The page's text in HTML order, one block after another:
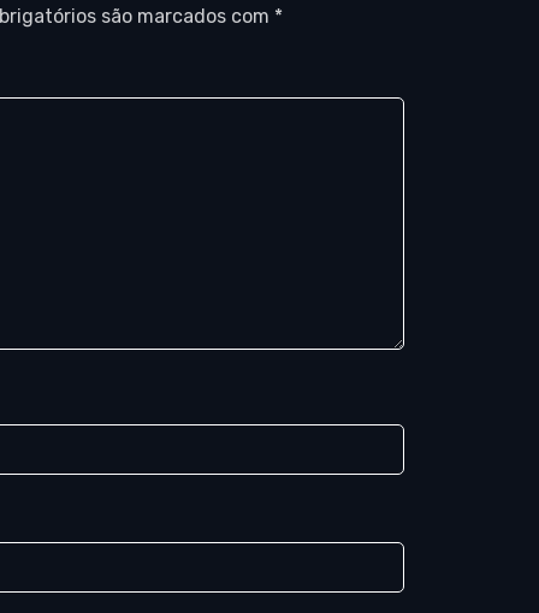
são marcados com *